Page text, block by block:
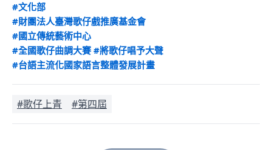
#文化部
#財團法人臺灣歌仔戲推廣基金會
#國立傳統藝術中心
#全國歌仔曲調大賽 #將歌仔唱予大聲
#台語主流化國家語言整體發展計畫
#歌仔上青 #第四屆